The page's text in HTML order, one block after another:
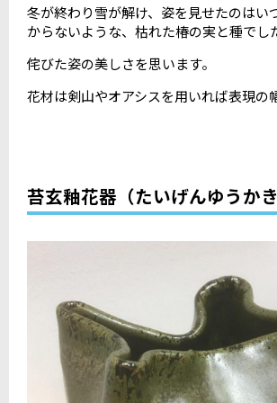
冬が終わり雪が解け、姿を見せたのはい
からないような、枯れた椿の実と種でし
侘びた姿の美しさを思います。
花材は剣山やオアシスを用いれば表現の
苔玄釉花器（たいげんゆうかき